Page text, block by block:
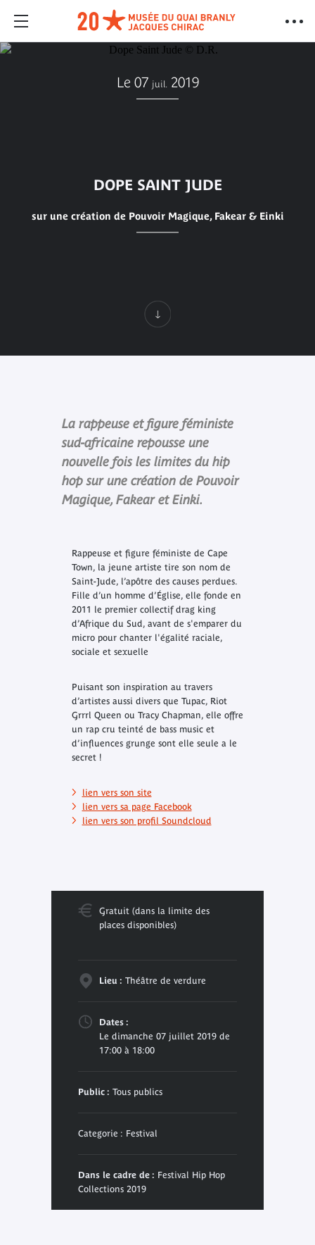
Le 07 juil. 2019
DOPE SAINT JUDE
sur une création de Pouvoir Magique, Fakear & Einki
La rappeuse et figure féministe
sud-africaine repousse une
nouvelle fois les limites du hip
hop sur une création de Pouvoir
Magique, Fakear et Einki.
Rappeuse et figure féministe de Cape
Town, la jeune artiste tire son nom de
Saint-Jude, l’apôtre des causes perdues.
Fille d’un homme d’Église, elle fonde en
2011 le premier collectif drag king
d’Afrique du Sud, avant de s'emparer du
micro pour chanter l'égalité raciale,
sociale et sexuelle
Puisant son inspiration au travers
d’artistes aussi divers que Tupac, Riot
Grrrl Queen ou Tracy Chapman, elle offre
un rap cru teinté de bass music et
d’influences grunge sont elle seule a le
secret !
lien vers son site
lien vers sa page Facebook
lien vers son profil Soundcloud
Gratuit (dans la limite des
places disponibles)
Lieu : Théâtre de verdure
Dates :
Le dimanche 07 juillet 2019 de
17:00 à 18:00
Public : Tous publics
Categorie : Festival
Dans le cadre de : Festival Hip Hop
Collections 2019